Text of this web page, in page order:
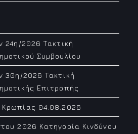
24η/2026 Τακτική
Συμβουλίου
30η/2026 Τακτική
Επιτροπής
04.08.2026
2026 Κατηγορία Κινδύνου